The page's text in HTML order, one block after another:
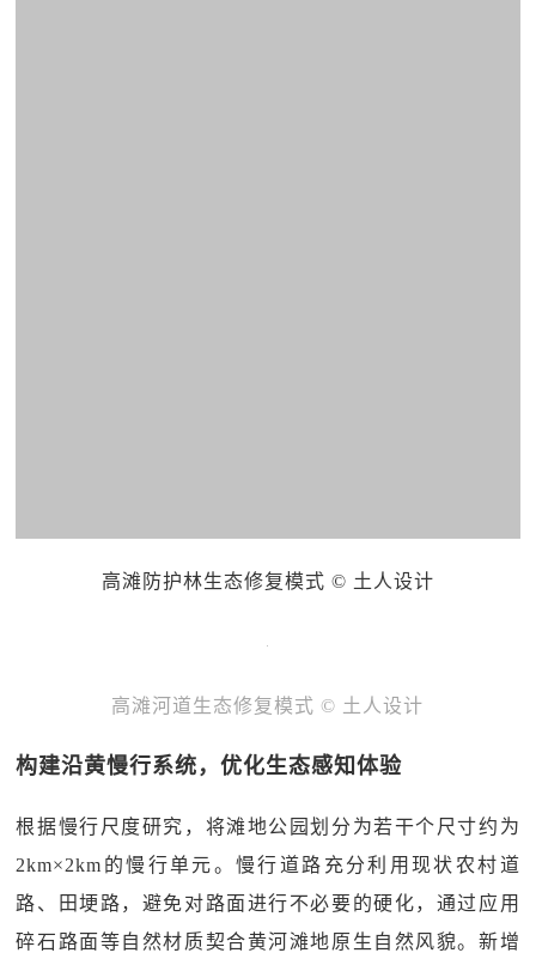
高滩防护林生态修复模式 © 土人设计
高滩河道生态修复模式 © 土人设计
构建沿黄慢行系统，优化生态感知体验
根据慢行尺度研究，将滩地公园划分为若干个尺寸约为
2km×2km的慢行单元。慢行道路充分利用现状农村道
路、田埂路，避免对路面进行不必要的硬化，通过应用
碎石路面等自然材质契合黄河滩地原生自然风貌。新增